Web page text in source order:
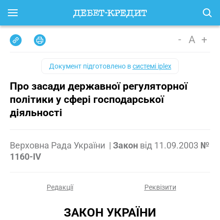
- A +
Документ підготовлено всистемі iplex
Про засади державної регуляторної
політики у сфері господарської
діяльності
Верховна Рада України | Закон від 11.09.2003 №
1160-IV
Редакції Реквізити
ЗАКОН УКРАЇНИ